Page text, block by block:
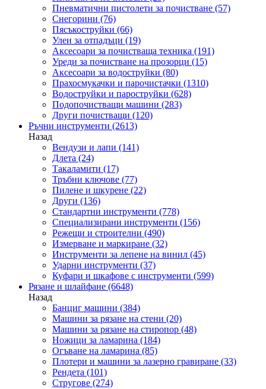
Пневматични пистолети за почистване (57)
Снегорини (76)
Пясъкоструйки (66)
Улеи за отпадъци (19)
Аксесоари за почистваща техника (191)
Уреди за почистване на прозорци (15)
Аксесоари за водоструйки (80)
Прахосмукачки и парочистачки (1310)
Водоструйки и пароструйки (628)
Подопочистващи машини (283)
Други почистващи (120)
Ръчни инструменти (2613)
Назад
Вендузи и лапи (141)
Длета (24)
Такаламити (17)
Тръбни ключове (77)
Пилене и шкурене (22)
Други (136)
Стандартни инструменти (778)
Специализирани инструменти (156)
Режещи и строителни (490)
Измерване и маркиране (32)
Инструменти за лепене на винил (45)
Ударни инструменти (37)
Куфари и шкафове с инструменти (599)
Рязане и шлайфане (6648)
Назад
Банциг машини (384)
Машини за рязане на стени (20)
Машини за рязане на стиропор (48)
Ножици за ламарина (184)
Огъване на ламарина (85)
Плотери и машини за лазерно гравиране (33)
Рендета (101)
Стругове (274)